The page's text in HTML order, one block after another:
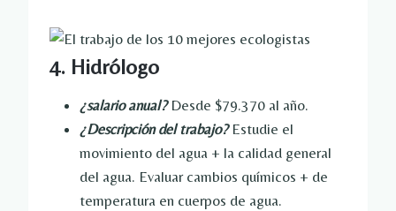
4. Hidrólogo
¿salario anual?Desde $79.370 al año.
¿Descripción del trabajo?Estudie el
movimiento del agua + la calidad general
del agua. Evaluar cambios químicos + de
temperatura en cuerpos de agua.